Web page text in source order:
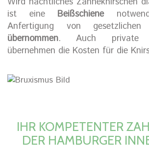
ist eine Beißschiene
Anfertigung von gesetzlichen
übernommen. Auch private
übernehmen die Kosten für die
IHR KOMPETENTER
DER HAMBURGER